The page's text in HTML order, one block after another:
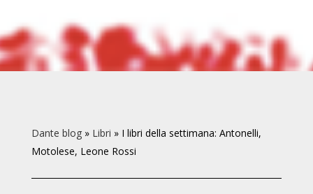
Dante blog» Libri » I libri della settimana: Antonelli,
Motolese, Leone Rossi